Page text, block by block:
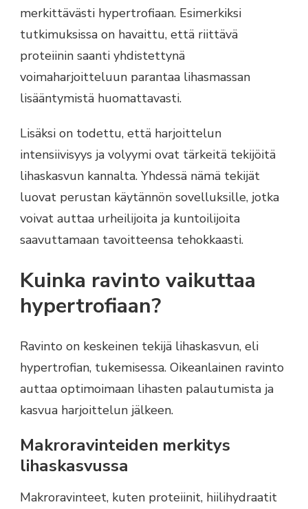
merkittävästi hypertrofiaan. Esimerkiksi
tutkimuksissa on havaittu, että riittävä
proteiinin saanti yhdistettynä
voimaharjoitteluun parantaa lihasmassan
lisääntymistä huomattavasti.
Lisäksi on todettu, että harjoittelun
intensiivisyys ja volyymi ovat tärkeitä tekijöitä
lihaskasvun kannalta. Yhdessä nämä tekijät
luovat perustan käytännön sovelluksille, jotka
voivat auttaa urheilijoita ja kuntoilijoita
saavuttamaan tavoitteensa tehokkaasti.
Kuinka ravinto vaikuttaa
hypertrofiaan?
Ravinto on keskeinen tekijä lihaskasvun, eli
hypertrofian, tukemisessa. Oikeanlainen ravinto
auttaa optimoimaan lihasten palautumista ja
kasvua harjoittelun jälkeen.
Makroravinteiden merkitys
lihaskasvussa
Makroravinteet, kuten proteiinit, hiilihydraatit